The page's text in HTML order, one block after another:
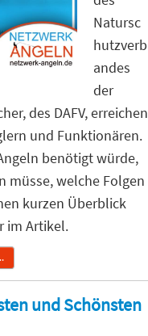
Natursc
hutzverb
andes
der
des DAFV, erreichen
und Funktionären.
benötigt würde,
müsse, welche Folgen
kurzen Überblick
im Artikel.
und Schönsten